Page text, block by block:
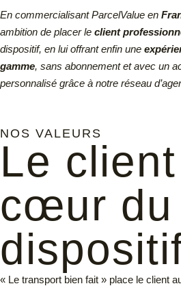
En commercialisant ParcelValue en
ambition de placer le client
dispositif, en lui offrant enfin une
gamme, sans abonnement et avec un
personnalisé grâce à notre réseau
NOS VALEURS
Le
cœur du
« Le transport bien fait » place le client